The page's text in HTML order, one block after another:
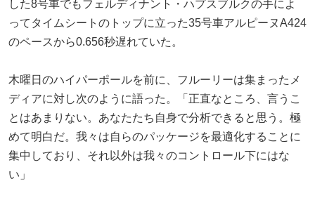
した8号車でもフェルディナント・ハプスブルクの手によ
ってタイムシートのトップに立った35号車アルピーヌA424
のペースから0.656秒遅れていた。
木曜日のハイパーポールを前に、フルーリーは集まったメ
ディアに対し次のように語った。「正直なところ、言うこ
とはあまりない。あなたたち自身で分析できると思う。極
めて明白だ。我々は自らのパッケージを最適化することに
集中しており、それ以外は我々のコントロール下にはな
い」